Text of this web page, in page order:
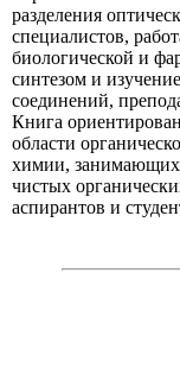
разделения
специалистов,
биологической и
синтезом и
соединений,
Книга
области
химии,
чистых
аспирантов и